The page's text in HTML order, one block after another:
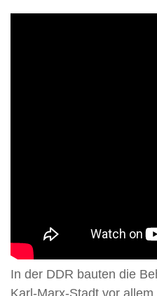
In der DDR bauten die
Karl-Marx-Stadt vor